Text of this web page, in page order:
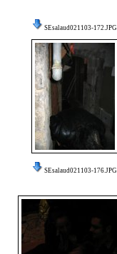
SEsalaud021103-172.JPG
SEsalaud021103-176.JPG